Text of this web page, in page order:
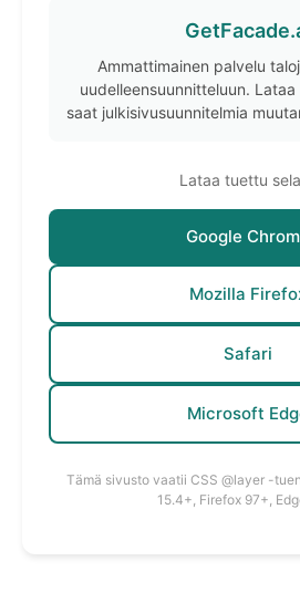
Ammattimainen palvelu
uudelleensuunnitteluun.
saat julkisivusuunnitelmia
Lataa tuettu
Google
Mozilla
Safari
Microsoft
Tämä sivusto vaatii CSS @layer -
15.4+, Firefox 97+,